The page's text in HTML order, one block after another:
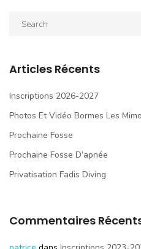
Articles Récents
Inscriptions 2026-2027
Photos Et Vidéo Bormes Les
Prochaine Fosse
Prochaine Fosse D’apnée
Privatisation Fadis Diving
Commentaires